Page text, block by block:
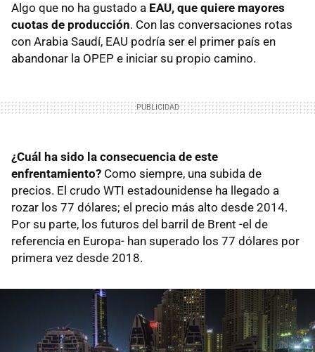
Algo que no ha gustado a EAU, que quiere mayores
cuotas de producción. Con las conversaciones rotas
con Arabia Saudí, EAU podría ser el primer país en
abandonar la OPEP e iniciar su propio camino.
¿Cuál ha sido la consecuencia de este
enfrentamiento? Como siempre, una subida de
precios. El crudo WTI estadounidense ha llegado a
rozar los 77 dólares; el precio más alto desde 2014.
Por su parte, los futuros del barril de Brent -el de
referencia en Europa- han superado los 77 dólares por
primera vez desde 2018.